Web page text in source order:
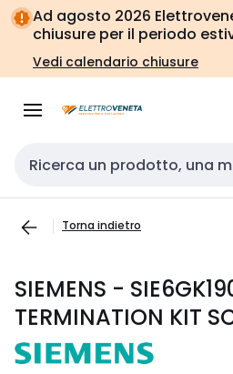
Vai alla
navigazione
Vai
alla
pagina
Ad agosto 2026
chiusure per il periodo
Vedi calendario chiusure
Cerca input
Torna indietro
SIEMENS -
TERMINATION KIT